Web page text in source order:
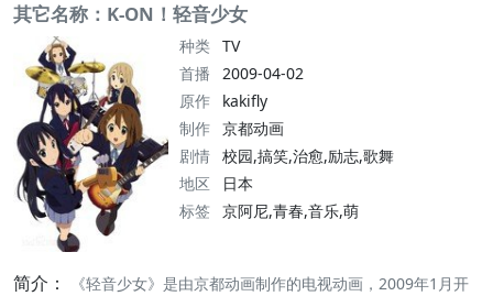
其它名称：K-ON！轻音少女
种类 TV
首播
2009-04-02
原作
kakifly
制作 京都动画
剧情 校园,搞笑,治愈,励志,歌舞
地区
日本
标签
京阿尼,青春,音乐,萌
简介：
《轻音少女》是由京都动画制作的电视动画，2009年1月开